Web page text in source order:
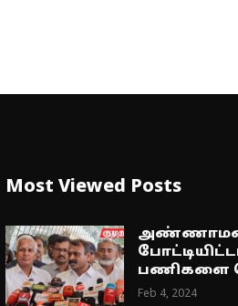
Most Viewed Posts
பணிகளை
Feb 4, 2024